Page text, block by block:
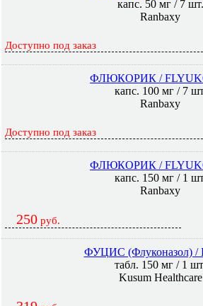
капс. 50 мг / 7 шт.
Ranbaxy
Доступно под заказ
ФЛЮКОРИК /
капс. 100 мг / 7
Ranbaxy
Доступно под заказ
ФЛЮКОРИК /
капс. 150 мг / 1
Ranbaxy
250 руб.
ФУЦИС (Флуконазол) /
табл. 150 мг / 1
Kusum Healthcare